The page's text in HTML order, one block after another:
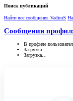
Поиск публикаций
Найти все сообщения VadimS
Сообщения
В профиле
Загрузка…
Загрузка…